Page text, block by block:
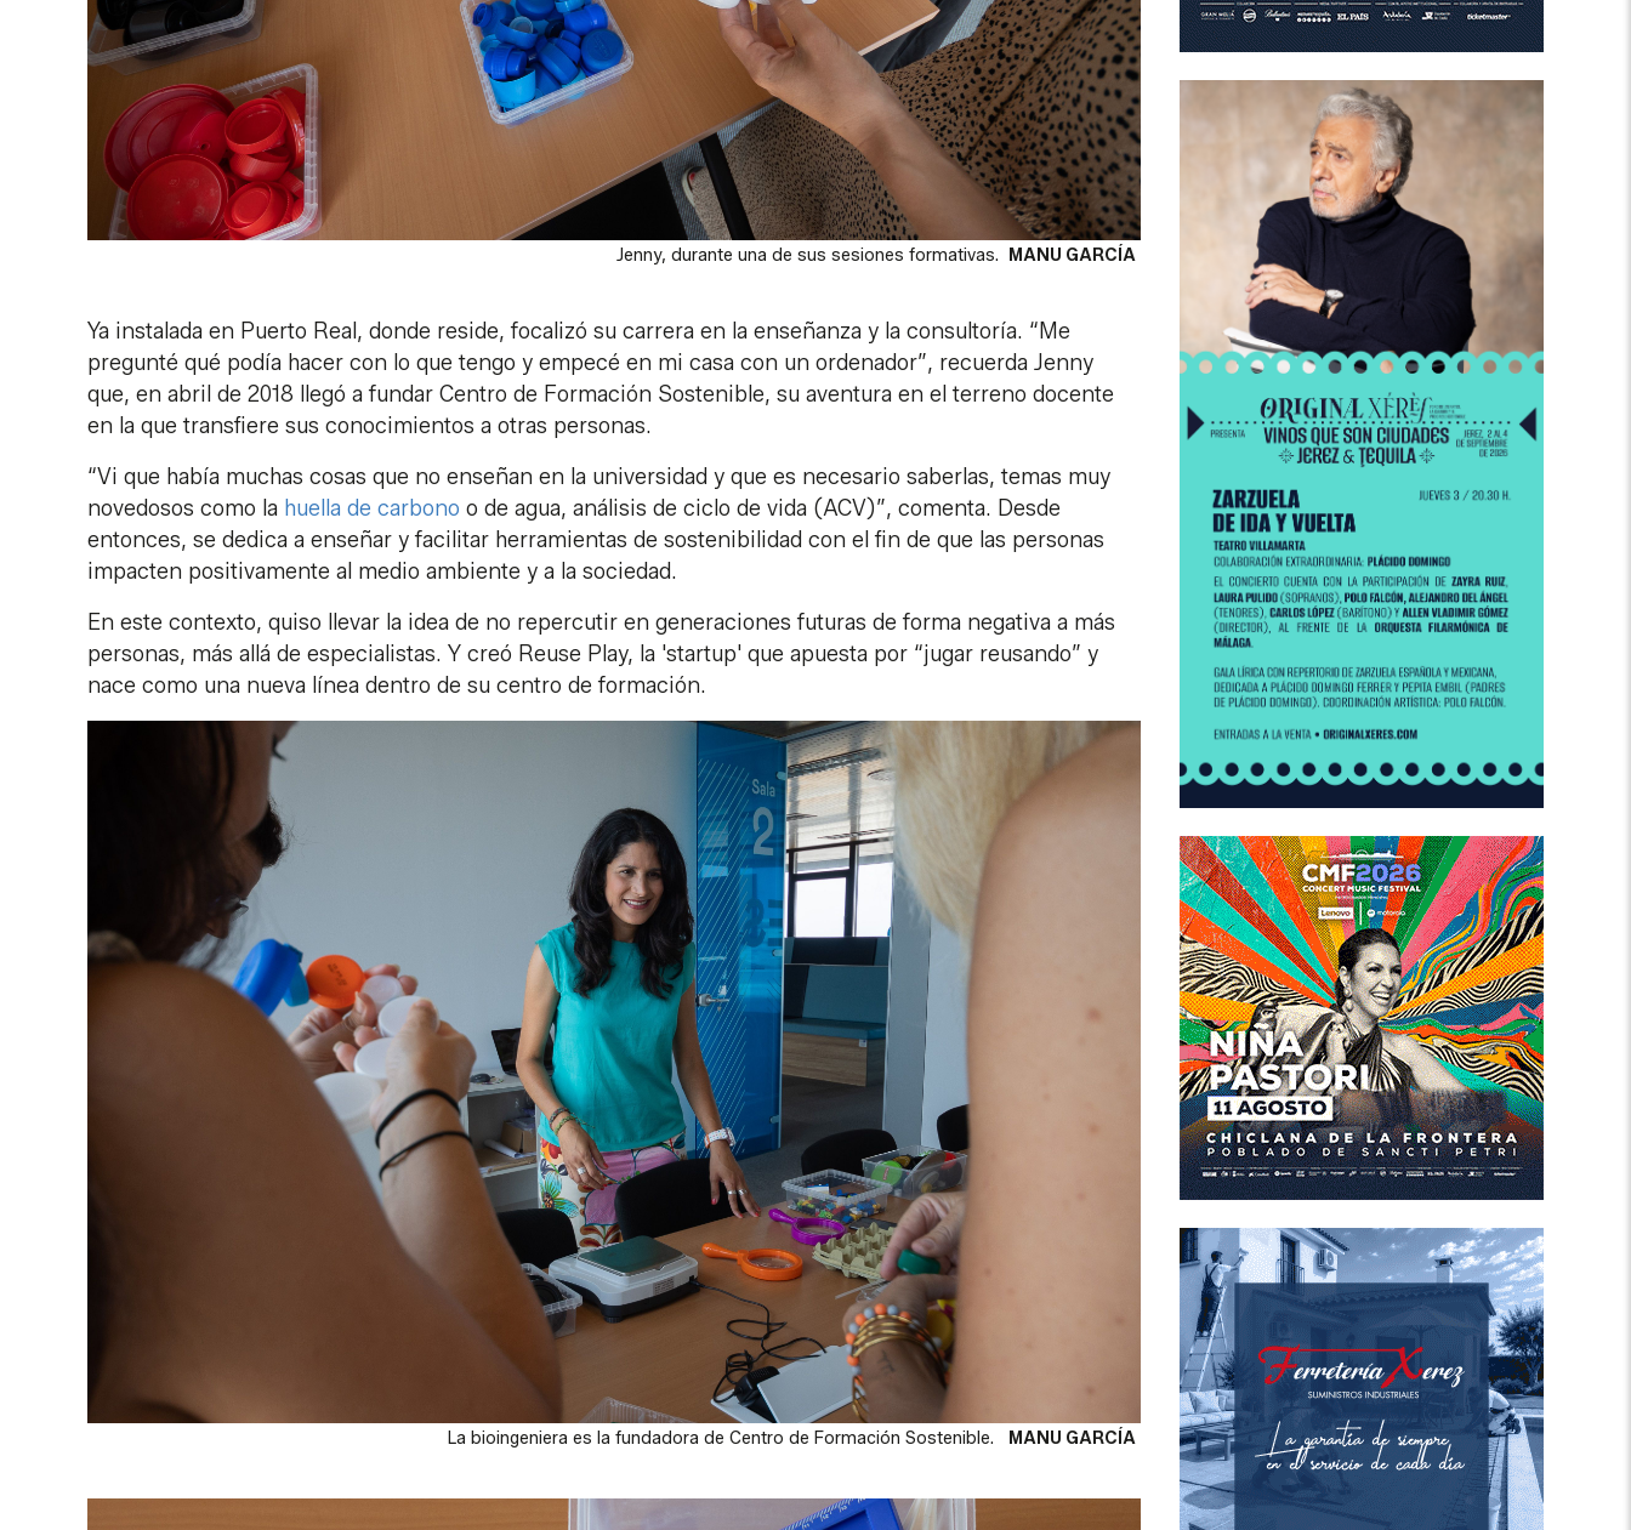
Jenny, durante una de sus sesiones formativas. MANU GARCÍA
Ya instalada en Puerto Real, donde reside, focalizó su carrera en la enseñanza y la consultoría. “Me
pregunté qué podía hacer con lo que tengo y empecé en mi casa con un ordenador”, recuerda Jenny
que, en abril de 2018 llegó a fundar Centro de Formación Sostenible, su aventura en el terreno docente
en la que transfiere sus conocimientos a otras personas.
“Vi que había muchas cosas que no enseñan en la universidad y que es necesario saberlas, temas muy
novedosos como la huella de carbono o de agua, análisis de ciclo de vida (ACV)”, comenta. Desde
entonces, se dedica a enseñar y facilitar herramientas de sostenibilidad con el fin de que las personas
impacten positivamente al medio ambiente y a la sociedad.
En este contexto, quiso llevar la idea de no repercutir en generaciones futuras de forma negativa a más
personas, más allá de especialistas. Y creó Reuse Play, la 'startup' que apuesta por “jugar reusando” y
nace como una nueva línea dentro de su centro de formación.
La bioingeniera es la fundadora de Centro de Formación Sostenible. MANU GARCÍA